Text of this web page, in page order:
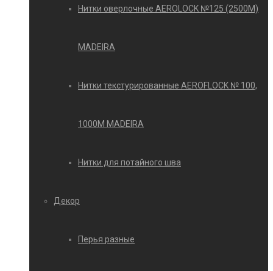
Нитки оверлочные AEROLOCK №125 (2500М)
MADEIRA
Нитки текстурированные AEROFLOCK № 100,
1000М MADEIRA
Нитки для потайного шва
Декор
Перья разные